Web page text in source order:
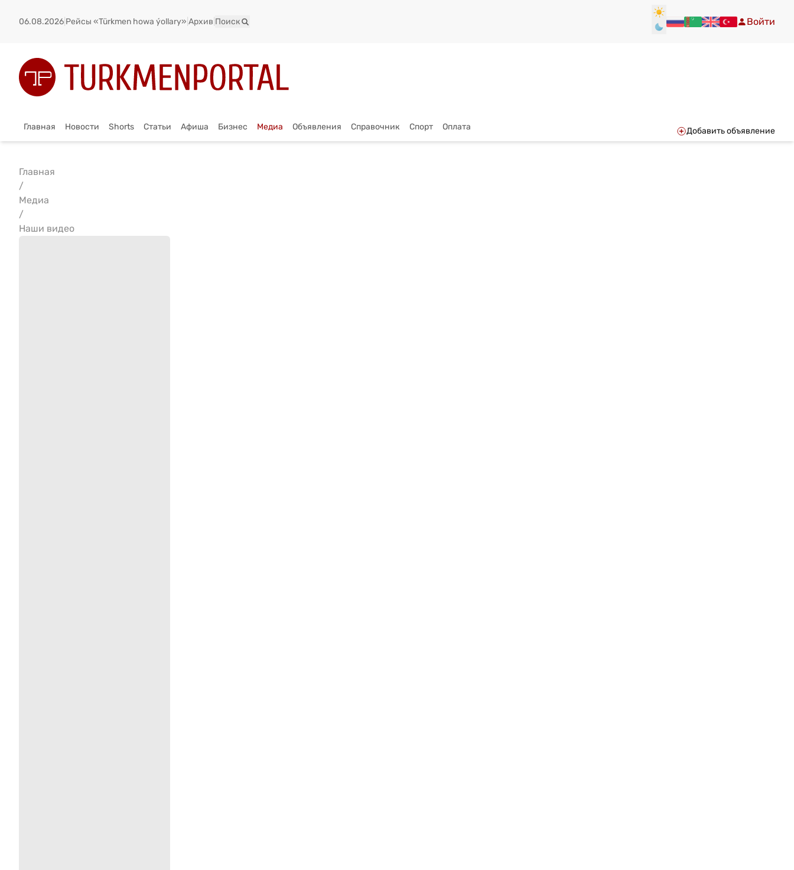
06.08.2026 Рейсы «Türkmen howa ýollary» Архив Поиск Войти
Главная Новости Shorts Статьи Афиша Бизнес Медиа Объявления Справочник Спорт Оплата Добавить объявление
Главная
/
Медиа
/
Наши видео